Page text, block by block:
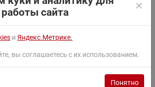
клапана DN20 (G1), латунь CW617N, 2 шт.
Danfoss 003H6908 — Комплект фитингов
под приварку, G3/4, PN25, DN15, 2 шт.
сайта
и Яндекс.Метрике.
вы соглашаетесь с их использованием.
Понятно